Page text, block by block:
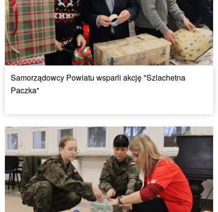
Samorządowcy Powiatu wsparli akcję "Szlachetna
Paczka"